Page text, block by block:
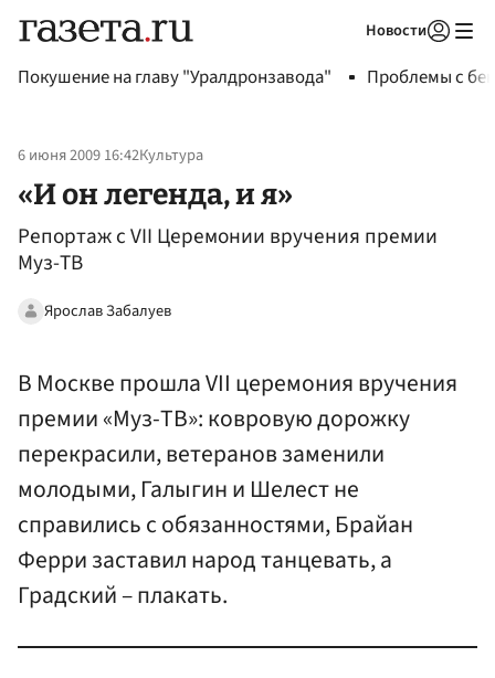
Новости
Покушение на главу "Уралдронзавода" Проблемы с
6 июня 2009 16:42Культура
«И он легенда, и я»
Репортаж с VII Церемонии вручения премии
Муз-ТВ
Ярослав Забалуев
В Москве прошла VII церемония вручения
премии «Муз-ТВ»: ковровую дорожку
перекрасили, ветеранов заменили
молодыми, Галыгин и Шелест не
справились с обязанностями, Брайан
Ферри заставил народ танцевать, а
Градский – плакать.